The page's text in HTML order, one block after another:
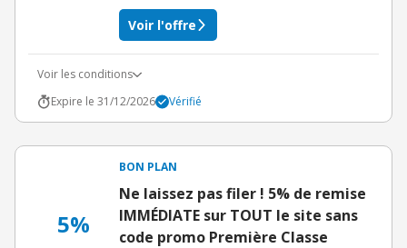
Voir l'offre
Voir les conditions
Expire le 31/12/2026
Vérifié
5%
BON PLAN
Ne laissez pas filer ! 5% de remise
IMMÉDIATE sur TOUT le site sans
code promo Première Classe